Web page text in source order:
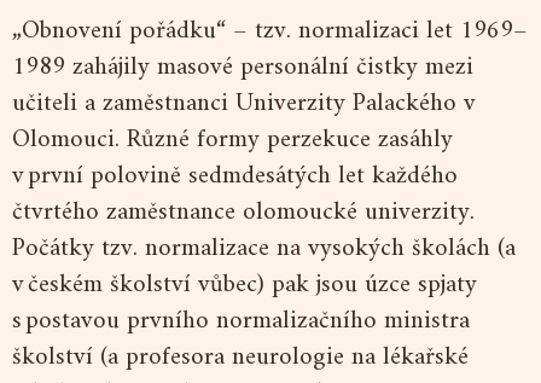
„Obnovení pořádku“ – tzv. normalizaci let 1969–
1989 zahájily masové personální čistky mezi
učiteli a zaměstnanci Univerzity Palackého v
Olomouci. Různé formy perzekuce zasáhly
v první polovině sedmdesátých let každého
čtvrtého zaměstnance olomoucké univerzity.
Počátky tzv. normalizace na vysokých školách (a
v českém školství vůbec) pak jsou úzce spjaty
s postavou prvního normalizačního ministra
školství (a profesora neurologie na lékařské